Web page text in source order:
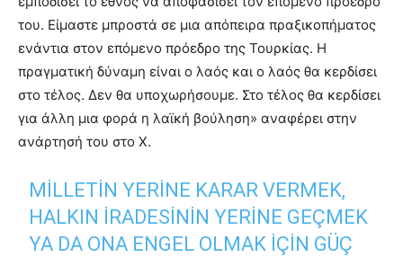
του. Είμαστε μπροστά σε μια απόπειρα πραξικοπήματος
ενάντια στον επόμενο πρόεδρο της Τουρκίας. Η
πραγματική δύναμη είναι ο λαός και ο λαός θα κερδίσει
στο τέλος. Δεν θα υποχωρήσουμε. Στο τέλος θα κερδίσει
για άλλη μια φορά η λαϊκή βούληση» αναφέρει στην
ανάρτησή του στο Χ.
MILLETIN YERINE KARAR VERMEK,
HALKIN IRADESININ YERINE GEÇMEK
YA DA ONA ENGEL OLMAK IÇIN GÜÇ